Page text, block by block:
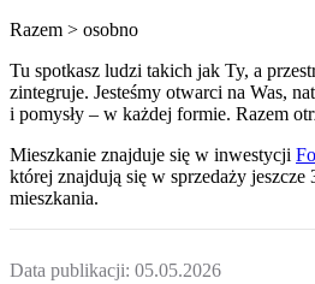
Razem > osobno
Tu spotkasz ludzi takich jak Ty, a
zintegruje. Jesteśmy otwarci na Was,
i pomysły – w każdej formie. Razem
Mieszkanie znajduje się w inwestycji
której znajdują się w sprzedaży jeszcze
mieszkania.
Data publikacji: 05.05.2026